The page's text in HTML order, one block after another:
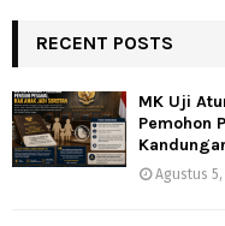
RECENT POSTS
MK Uji
Pemohon
Agustus 5,